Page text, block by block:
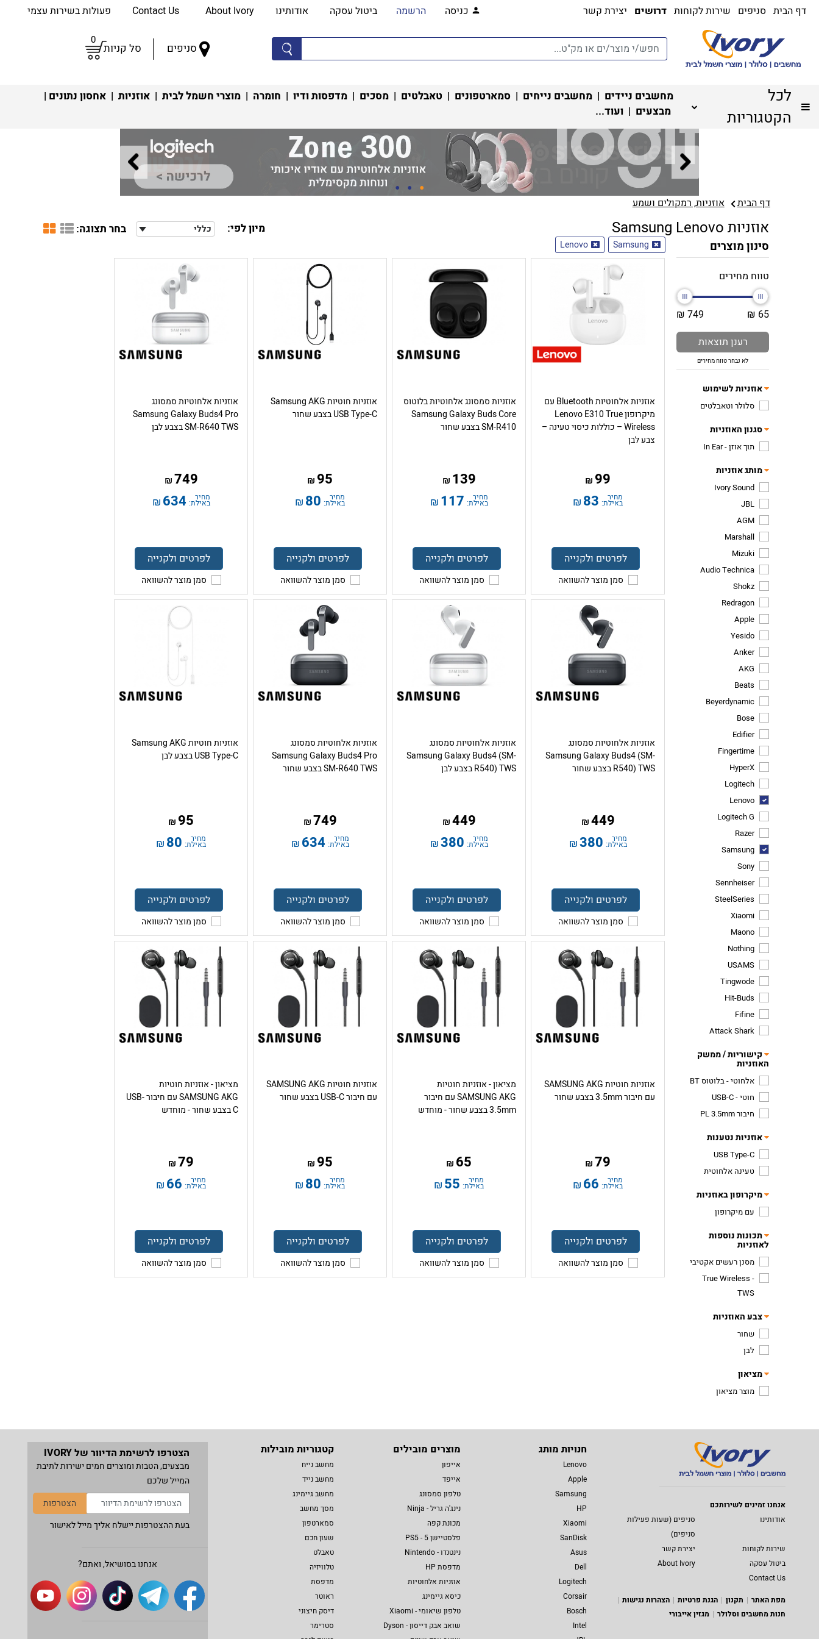
דף הבית סניפים שירות לקוחות דרושים יצירת קשר כניסה הרשמה ביטול עסקה אודותינו About Ivory פעולות בשירות עצמי
סניפים סל קניות
0
לכל
הקטגוריות
מחשבים ניידים | מחשבים נייחים | סמארטפונים | טאבלטים | מסכים | מדפסות ודיו | חומרה | מוצרי חשמל לבית | אוזניות | אחסון נתונים |
מבצעים | ועוד...
דף הבית אוזניות, רמקולים ושמע
אוזניות Samsung Lenovo מיון לפי: כללי בחר תצוגה:
סינון מוצרים
טווח מחירים
65 ₪
749 ₪
רענן תוצאות
לא נבחר טווח מחירים
אוזניות לשימוש
סלולר וטאבלטים
סגנון האוזניות
תוך אוזן - In Ear
מותג אוזניות
Ivory Sound
JBL
AGM
Marshall
Mizuki
Audio Technica
Shokz
Redragon
Apple
Yesido
Anker
AKG
Beats
Beyerdynamic
Bose
Edifier
Fingertime
HyperX
Logitech
Lenovo
Logitech G
Razer
Samsung
Sony
Sennheiser
SteelSeries
Xiaomi
Maono
Nothing
USAMS
Tingwode
Hit-Buds
Fifine
Attack Shark
קישוריות / ממשק
האוזניות
אלחוטי - בלוטוס BT
חוטי - USB-C
חיבור PL 3.5mm
אוזניות נטענות
USB Type-C
טעינה אלחוטית
מיקרופון באוזניות
עם מיקרופון
תכונות נוספות
לאוזניות
מסנן רעשים אקטיבי
True Wireless -
TWS
צבע האוזניות
שחור
לבן
מציאון
מוצר מציאון
Samsung
Lenovo
אוזניות אלחוטיות Bluetooth עם
מיקרופון Lenovo E310 True
Wireless – כוללות כיסוי טעינה –
צבע לבן
99
₪
מחיר
באילת: 83
₪
לפרטים ולקנייה
סמן מוצר להשוואה
אוזניות סמסונג אלחוטיות בלוטוס
Samsung Galaxy Buds Core
SM-R410 בצבע שחור
139
₪
מחיר
באילת: 117
₪
לפרטים ולקנייה
סמן מוצר להשוואה
אוזניות חוטיות Samsung AKG
USB Type-C בצבע שחור
95
₪
מחיר
באילת: 80
₪
לפרטים ולקנייה
סמן מוצר להשוואה
אוזניות אלחוטיות סמסונג
Samsung Galaxy Buds4 Pro
SM-R640 TWS בצבע לבן
749
₪
מחיר
באילת: 634
₪
לפרטים ולקנייה
סמן מוצר להשוואה
אוזניות אלחוטיות סמסונג
Samsung Galaxy Buds4 (SM-
R540) TWS בצבע שחור
449
₪
מחיר
באילת: 380
₪
לפרטים ולקנייה
סמן מוצר להשוואה
אוזניות אלחוטיות סמסונג
Samsung Galaxy Buds4 (SM-
R540) TWS בצבע לבן
449
₪
מחיר
באילת: 380
₪
לפרטים ולקנייה
סמן מוצר להשוואה
אוזניות אלחוטיות סמסונג
Samsung Galaxy Buds4 Pro
SM-R640 TWS בצבע שחור
749
₪
מחיר
באילת: 634
₪
לפרטים ולקנייה
סמן מוצר להשוואה
אוזניות חוטיות Samsung AKG
USB Type-C בצבע לבן
95
₪
מחיר
באילת: 80
₪
לפרטים ולקנייה
סמן מוצר להשוואה
אוזניות חוטיות SAMSUNG AKG
עם חיבור 3.5mm בצבע שחור
79
₪
מחיר
באילת: 66
₪
לפרטים ולקנייה
סמן מוצר להשוואה
מציאון - אוזניות חוטיות
SAMSUNG AKG עם חיבור
3.5mm בצבע שחור - מוחדש
65
₪
מחיר
באילת: 55
₪
לפרטים ולקנייה
סמן מוצר להשוואה
אוזניות חוטיות SAMSUNG AKG
עם חיבור USB-C בצבע שחור
95
₪
מחיר
באילת: 80
₪
לפרטים ולקנייה
סמן מוצר להשוואה
מציאון - אוזניות חוטיות
SAMSUNG AKG עם חיבור USB-
C בצבע שחור - מוחדש
79
₪
מחיר
באילת: 66
₪
לפרטים ולקנייה
סמן מוצר להשוואה
אנחנו זמינים לשירותכם
אודותינו
סניפים (שעות פעילות
סניפים)
שירות לקוחות
יצירת קשר
ביטול עסקה
About Ivory
Contact Us
מפת האתר
תקנון הגנת פרטיות
הצהרות נגישות
חנות מחשבים וסלולר
מגזין אייבורי
חנויות מותג
Lenovo
Apple
Samsung
HP
Xiaomi
SanDisk
Asus
Dell
Logitech
Corsair
Bosch
Intel
מוצרים מובילים
אייפון
אייפד
טלפון סמסונג
נינג'ה גריל - Ninja
מכונת קפה
פלסטיישן 5 - PS5
נינטנדו - Nintendo
מדפסת HP
אוזניות אלחוטיות
כיסא גיימינג
טלפון שיאומי - Xiaomi
שואב אבק דייסון - Dyson
קטגוריות מובילות
מחשב נייח
מחשב נייד
מחשב גיימינג
מסך מחשב
סמארטפון
שעון חכם
טאבלט
טלוויזיה
מדפסת
ראוטר
דיסק חיצוני
סטרימר
הצטרפו לרשימת הדיוור של IVORY
מבצעים, הטבות ומוצרים חמים ישירות לתיבת
המייל שלכם
הצטרפות
בעת ההצטרפות יישלח אליך מייל לאישור
אנחנו בסושיאל, ואתם?